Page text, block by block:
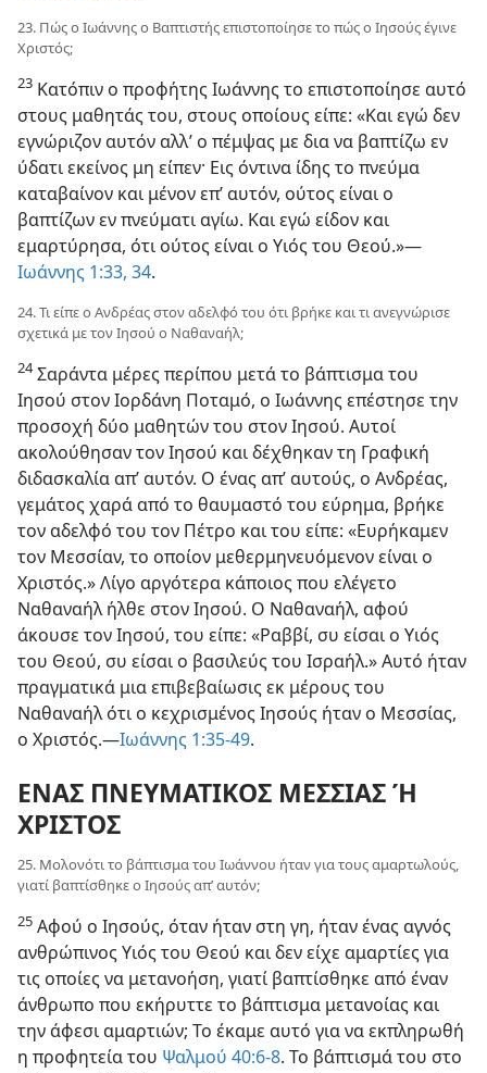
23. Πώς ο Ιωάννης ο Βαπτιστής επιστοποίησε το πώς ο Ιησούς έγινε
Χριστός;
23 Κατόπιν ο προφήτης Ιωάννης το επιστοποίησε αυτό
στους μαθητάς του, στους οποίους είπε: «Και εγώ δεν
εγνώριζον αυτόν αλλ’ ο πέμψας με δια να βαπτίζω εν
ύδατι εκείνος μη είπεν· Εις όντινα ίδης το πνεύμα
καταβαίνον και μένον επ’ αυτόν, ούτος είναι ο
βαπτίζων εν πνεύματι αγίω. Και εγώ είδον και
εμαρτύρησα, ότι ούτος είναι ο Υιός του Θεού.»—
Ιωάννης 1:33, 34.
24. Τι είπε ο Ανδρέας στον αδελφό του ότι βρήκε και τι ανεγνώρισε
σχετικά με τον Ιησού ο Ναθαναήλ;
24Σαράντα μέρες περίπου μετά το βάπτισμα του
Ιησού στον Ιορδάνη Ποταμό, ο Ιωάννης επέστησε την
προσοχή δύο μαθητών του στον Ιησού. Αυτοί
ακολούθησαν τον Ιησού και δέχθηκαν τη Γραφική
διδασκαλία απ’ αυτόν. Ο ένας απ’ αυτούς, ο Ανδρέας,
γεμάτος χαρά από το θαυμαστό του εύρημα, βρήκε
τον αδελφό του τον Πέτρο και του είπε: «Ευρήκαμεν
τον Μεσσίαν, το οποίον μεθερμηνευόμενον είναι ο
Χριστός.» Λίγο αργότερα κάποιος που ελέγετο
Ναθαναήλ ήλθε στον Ιησού. Ο Ναθαναήλ, αφού
άκουσε τον Ιησού, του είπε: «Ραββί, συ είσαι ο Υιός
του Θεού, συ είσαι ο βασιλεύς του Ισραήλ.» Αυτό ήταν
πραγματικά μια επιβεβαίωσις εκ μέρους του
Ναθαναήλ ότι ο κεχρισμένος Ιησούς ήταν ο Μεσσίας,
ο Χριστός.—Ιωάννης 1:35-49.
ΕΝΑΣ ΠΝΕΥΜΑΤΙΚΟΣ ΜΕΣΣΙΑΣ Ή
ΧΡΙΣΤΟΣ
25. Μολονότι το βάπτισμα του Ιωάννου ήταν για τους αμαρτωλούς,
γιατί βαπτίσθηκε ο Ιησούς απ’ αυτόν;
25 Αφού ο Ιησούς, όταν ήταν στη γη, ήταν ένας αγνός
ανθρώπινος Υιός του Θεού και δεν είχε αμαρτίες για
τις οποίες να μετανοήση, γιατί βαπτίσθηκε από έναν
άνθρωπο που εκήρυττε το βάπτισμα μετανοίας και
την άφεσι αμαρτιών; Το έκαμε αυτό για να εκπληρωθή
η προφητεία του Ψαλμού 40:6-8. Το βάπτισμά του στο